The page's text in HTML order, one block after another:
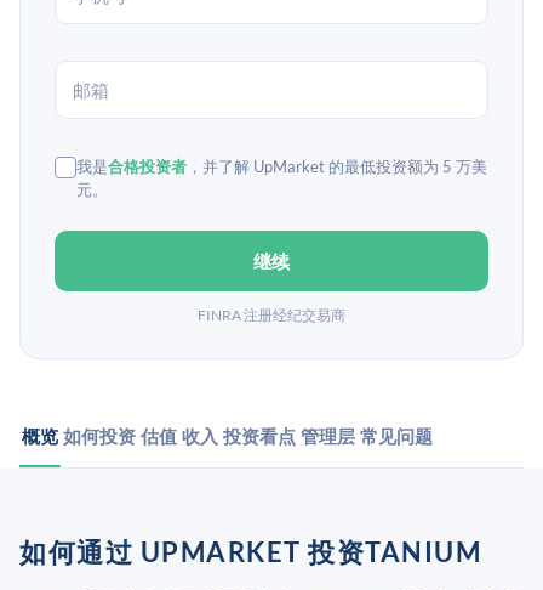
我是合格投资者 ，并了解 UpMarket 的最低投资额为 5 万美
元。
继续
FINRA 注册经纪交易商
概览 如何投资 估值 收入 投资看点 管理层 常见问题
如何通过 UPMARKET 投资TANIUM